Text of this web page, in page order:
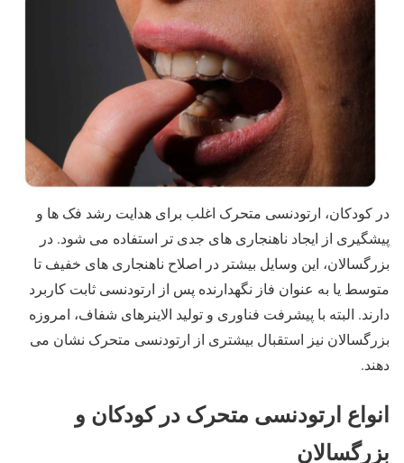
در کودکان، ارتودنسی متحرک اغلب برای هدایت رشد فک ها و
پیشگیری از ایجاد ناهنجاری های جدی تر استفاده می شود. در
بزرگسالان، این وسایل بیشتر در اصلاح ناهنجاری های خفیف تا
متوسط یا به عنوان فاز نگهدارنده پس از ارتودنسی ثابت کاربرد
دارند. البته با پیشرفت فناوری و تولید الاینرهای شفاف، امروزه
بزرگسالان نیز استقبال بیشتری از ارتودنسی متحرک نشان می
دهند.
انواع ارتودنسی متحرک در کودکان و
بزرگسالان